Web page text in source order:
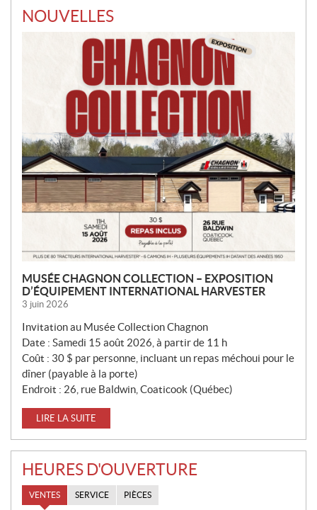
NOUVELLES
MUSÉE CHAGNON COLLECTION – EXPOSITION
D’ÉQUIPEMENT INTERNATIONAL HARVESTER
3 juin 2026
Invitation au Musée Collection Chagnon
Date : Samedi 15 août 2026, à partir de 11 h
Coût : 30 $ par personne, incluant un repas méchoui pour le
dîner (payable à la porte)
Endroit : 26, rue Baldwin, Coaticook (Québec)
LIRE LA SUITE
HEURES D'OUVERTURE
VENTES SERVICE PIÈCES